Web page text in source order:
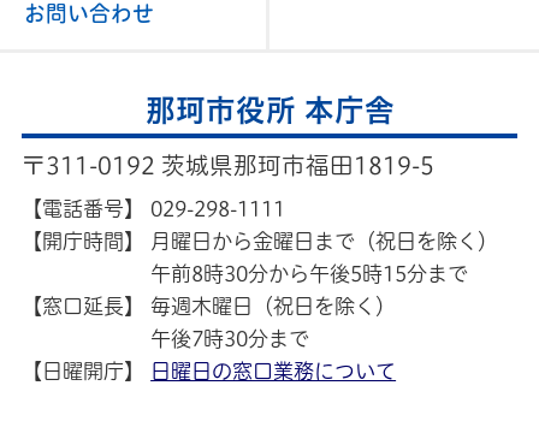
お問い合わせ
那珂市役所 本庁舎
〒311-0192 茨城県那珂市福田1819-5
【電話番号】
029-298-1111
【開庁時間】
月曜日から金曜日まで（祝日を除く）
午前8時30分から午後5時15分まで
【窓口延長】
毎週木曜日（祝日を除く）
午後7時30分まで
【日曜開庁】
日曜日の窓口業務について